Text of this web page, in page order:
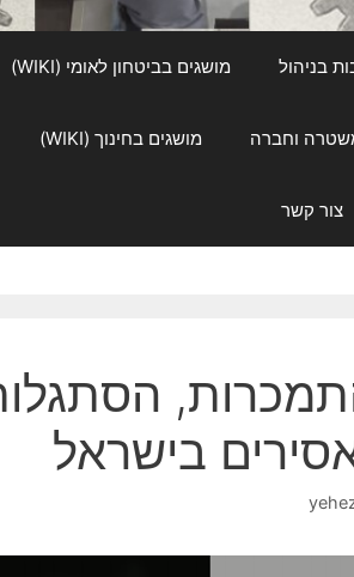
בניהול מושגים בביטחון לאומי (WIKI)
וחברה מושגים בחינוך (WIKI)
צור קשר
בישראל